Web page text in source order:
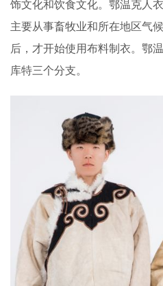
饰文化和饮食文化。鄂温克人
主要从事畜牧业和所在地区气
后，才开始使用布料制衣。鄂
库特三个分支。